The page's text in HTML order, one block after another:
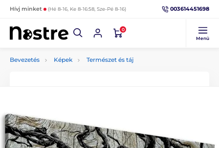
Hívj minket (Hé 8-16, Ke 8-16:58, Sze-Pé 8-16) 003614451698
0
Menü
Bevezetés Képek Természet és táj